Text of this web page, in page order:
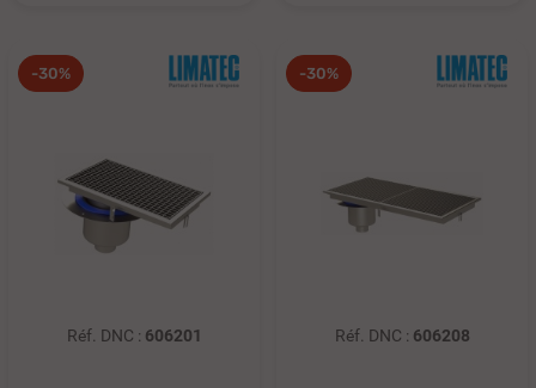
-30%
Réf. DNC : 606201
-30%
Réf. DNC : 606208